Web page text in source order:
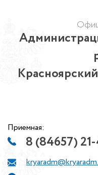
Приемная:
8 (84657)